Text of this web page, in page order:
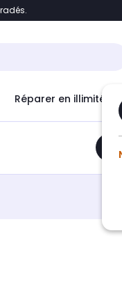
Accéder
Réparer en illimité